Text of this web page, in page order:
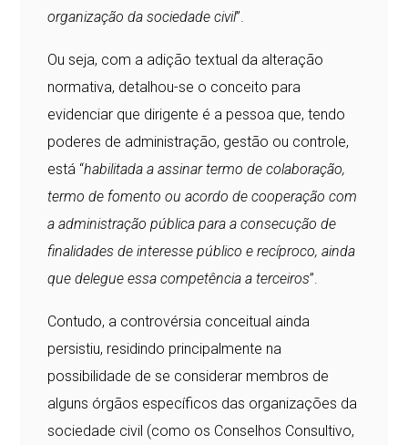
organização da sociedade civil”.
Ou seja, com a adição textual da alteração
normativa, detalhou-se o conceito para
evidenciar que dirigente é a pessoa que, tendo
poderes de administração, gestão ou controle,
está “habilitada a assinar termo de colaboração,
termo de fomento ou acordo de cooperação com
a administração pública para a consecução de
finalidades de interesse público e recíproco, ainda
que delegue essa competência a terceiros”.
Contudo, a controvérsia conceitual ainda
persistiu, residindo principalmente na
possibilidade de se considerar membros de
alguns órgãos específicos das organizações da
sociedade civil (como os Conselhos Consultivo,